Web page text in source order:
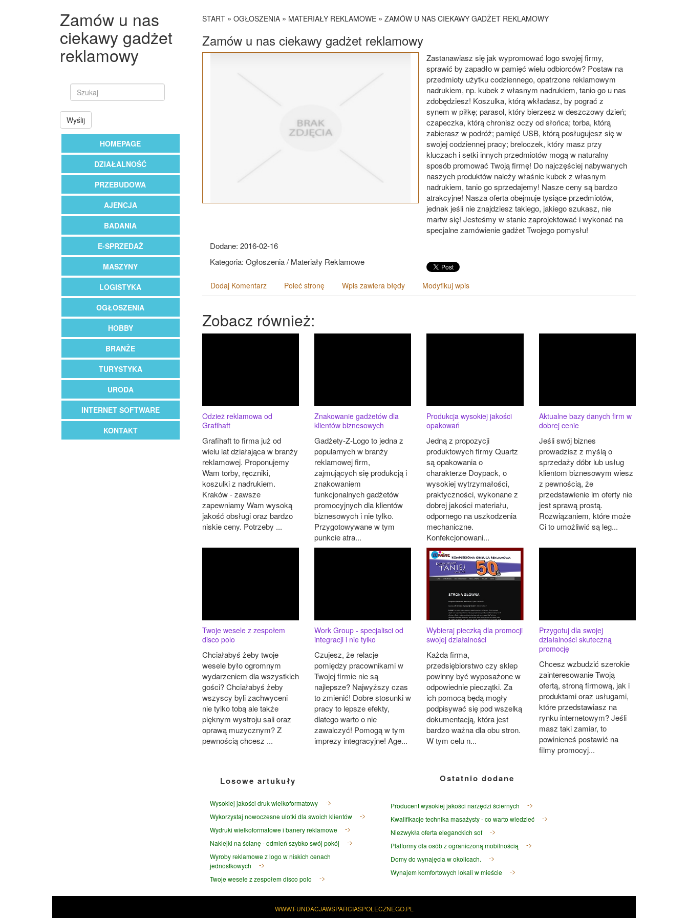
Zamów u nas
ciekawy gadżet
reklamowy
Wyślij
HOMEPAGE
DZIAŁALNOŚĆ
PRZEBUDOWA
AJENCJA
BADANIA
E-SPRZEDAŻ
MASZYNY
LOGISTYKA
OGŁOSZENIA
HOBBY
BRANŻE
TURYSTYKA
URODA
INTERNET SOFTWARE
KONTAKT
START» OGŁOSZENIA» MATERIAŁY REKLAMOWE» ZAMÓW U NAS CIEKAWY GADŻET REKLAMOWY
Zamów u nas ciekawy gadżet reklamowy
Zastanawiasz się jak wypromować logo swojej firmy,
sprawić by zapadło w pamięć wielu odbiorców? Postaw na
przedmioty użytku codziennego, opatrzone reklamowym
nadrukiem, np. kubek z własnym nadrukiem, tanio go u nas
zdobędziesz! Koszulka, którą wkładasz, by pograć z
synem w piłkę; parasol, który bierzesz w deszczowy dzień;
czapeczka, którą chronisz oczy od słońca; torba, którą
zabierasz w podróż; pamięć USB, którą posługujesz się w
swojej codziennej pracy; breloczek, który masz przy
kluczach i setki innych przedmiotów mogą w naturalny
sposób promować Twoją firmę! Do najczęściej nabywanych
naszych produktów należy właśnie kubek z własnym
nadrukiem, tanio go sprzedajemy! Nasze ceny są bardzo
atrakcyjne! Nasza oferta obejmuje tysiące przedmiotów,
jednak jeśli nie znajdziesz takiego, jakiego szukasz, nie
martw się! Jesteśmy w stanie zaprojektować i wykonać na
specjalne zamówienie gadżet Twojego pomysłu!
Dodane: 2016-02-16
Kategoria: Ogłoszenia / Materiały Reklamowe
Dodaj Komentarz Poleć stronę Wpis zawiera błędy Modyfikuj wpis
Zobacz również:
Odzież reklamowa od
Grafihaft
Grafihaft to firma już od
wielu lat działająca w branży
reklamowej. Proponujemy
Wam torby, ręczniki,
koszulki z nadrukiem.
Kraków - zawsze
zapewniamy Wam wysoką
jakość obsługi oraz bardzo
niskie ceny. Potrzeby ...
Znakowanie gadżetów dla
klientów biznesowych
Gadżety-Z-Logo to jedna z
popularnych w branży
reklamowej firm,
zajmujących się produkcją i
znakowaniem
funkcjonalnych gadżetów
promocyjnych dla klientów
biznesowych i nie tylko.
Przygotowywane w tym
punkcie atra...
Produkcja wysokiej jakości
opakowań
Jedną z propozycji
produktowych firmy Quartz
są opakowania o
charakterze Doypack, o
wysokiej wytrzymałości,
praktyczności, wykonane z
dobrej jakości materiału,
odpornego na uszkodzenia
mechaniczne.
Konfekcjonowani...
Aktualne bazy danych firm w
dobrej cenie
Jeśli swój biznes
prowadzisz z myślą o
sprzedaży dóbr lub usług
klientom biznesowym wiesz
z pewnością, że
przedstawienie im oferty nie
jest sprawą prostą.
Rozwiązaniem, które może
Ci to umożliwić są leg...
Twoje wesele z zespołem
disco polo
Chciałabyś żeby twoje
wesele było ogromnym
wydarzeniem dla wszystkich
gości? Chciałabyś żeby
wszyscy byli zachwyceni
nie tylko tobą ale także
pięknym wystroju sali oraz
oprawą muzycznym? Z
pewnością chcesz ...
Work Group - specjalisci od
integracji i nie tylko
Czujesz, że relacje
pomiędzy pracownikami w
Twojej firmie nie są
najlepsze? Najwyższy czas
to zmienić! Dobre stosunki w
pracy to lepsze efekty,
dlatego warto o nie
zawalczyć! Pomogą w tym
imprezy integracyjne! Age...
Wybieraj pieczką dla promocji
swojej działalności
Każda firma,
przedsiębiorstwo czy sklep
powinny być wyposażone w
odpowiednie pieczątki. Za
ich pomocą będą mogły
podpisywać się pod wszelką
dokumentacją, która jest
bardzo ważna dla obu stron.
W tym celu n...
Przygotuj dla swojej
działalności skuteczną
promocję
Chcesz wzbudzić szerokie
zainteresowanie Twoją
ofertą, stroną firmową, jak i
produktami oraz usługami,
które przedstawiasz na
rynku internetowym? Jeśli
masz taki zamiar, to
powinieneś postawić na
filmy promocyj...
Losowe artukuły
Wysokiej jakości druk wielkoformatowy
Wykorzystaj nowoczesne ulotki dla swoich klientów
Wydruki wielkoformatowe i banery reklamowe
Naklejki na ścianę - odmień szybko swój pokój
Wyroby reklamowe z logo w niskich cenach
jednostkowych
Twoje wesele z zespołem disco polo
Ostatnio dodane
Producent wysokiej jakości narzędzi ściernych
Kwalifikacje technika masażysty - co warto wiedzieć
Niezwykła oferta eleganckich sof
Platformy dla osób z ograniczoną mobilnością
Domy do wynajęcia w okolicach.
Wynajem komfortowych lokali w mieście
WWW.FUNDACJAWSPARCIASPOLECZNEGO.PL